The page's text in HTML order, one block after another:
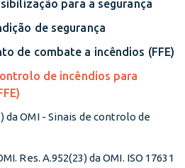
para a segurança
de segurança
de combate a incêndios (FFE)
de incêndios para
da OMI - Sinais de controlo de
Res. A.952(23) da OMI. ISO 17631